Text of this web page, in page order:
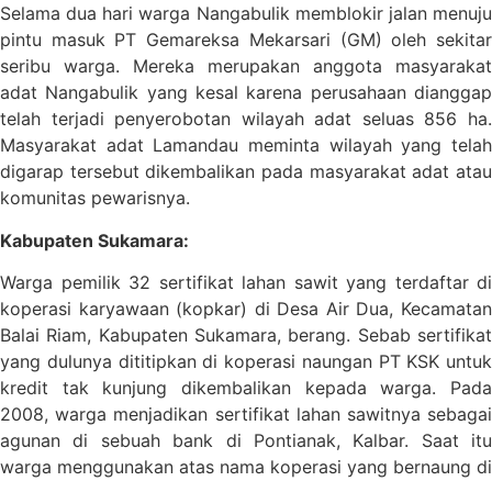
Selama dua hari warga Nangabulik memblokir jalan menuju
pintu masuk PT Gemareksa Mekarsari (GM) oleh sekitar
seribu warga. Mereka merupakan anggota masyarakat
adat Nangabulik yang kesal karena perusahaan dianggap
telah terjadi penyerobotan wilayah adat seluas 856 ha.
Masyarakat adat Lamandau meminta wilayah yang telah
digarap tersebut dikembalikan pada masyarakat adat atau
komunitas pewarisnya.
Kabupaten Sukamara:
Warga pemilik 32 sertifikat lahan sawit yang terdaftar di
koperasi karyawaan (kopkar) di Desa Air Dua, Kecamatan
Balai Riam, Kabupaten Sukamara, berang. Sebab sertifikat
yang dulunya dititipkan di koperasi naungan PT KSK untuk
kredit tak kunjung dikembalikan kepada warga. Pada
2008, warga menjadikan sertifikat lahan sawitnya sebagai
agunan di sebuah bank di Pontianak, Kalbar. Saat itu
warga menggunakan atas nama koperasi yang bernaung di